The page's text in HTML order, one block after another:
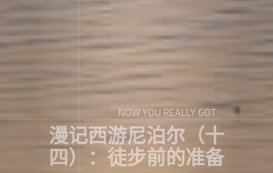
NOW YOU REALLY GOT
漫记西游尼泊尔（十
四）：徒步前的准备